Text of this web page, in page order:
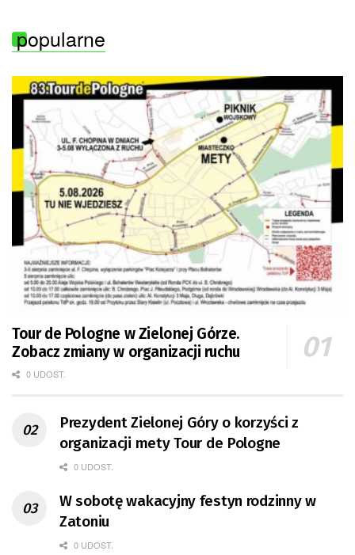
popularne
Tour de Pologne w Zielonej Górze.
Zobacz zmiany w organizacji ruchu
0 UDOST.
Prezydent Zielonej Góry o korzyści z
organizacji mety Tour de Pologne
0 UDOST.
W sobotę wakacyjny festyn rodzinny w
Zatoniu
0 UDOST.